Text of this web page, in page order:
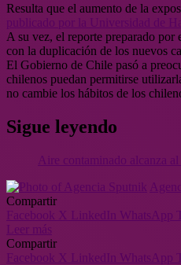
Resulta que el aumento de la
publicado por la Universidad de
A su vez, el reporte preparado por
con la duplicación de los nuevos
El Gobierno de Chile pasó a
chilenos puedan permitirse
no cambie los hábitos de los
Sigue leyendo
Aire contaminado alcanza al
Compartir
Facebook X LinkedIn WhatsApp
Leer más
Compartir
Facebook X LinkedIn WhatsApp